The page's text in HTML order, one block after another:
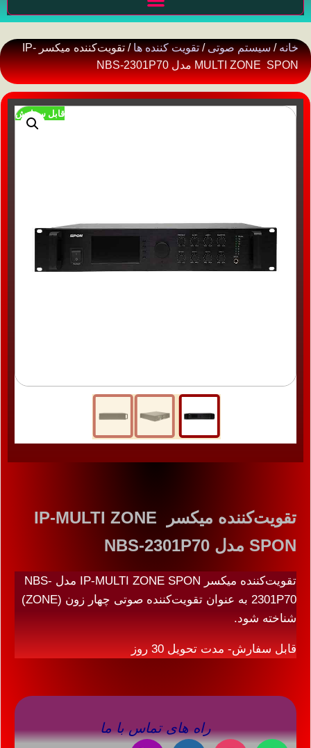
خانه/سیستم صوتی/تقویت کننده ها
/ تقویت‌کننده میکسر IP-
MULTI ZONE SPON مدل NBS-2301P70
قابل سفارش
تقویت‌کننده میکسر IP-MULTI ZONE
SPON مدل NBS-2301P70
تقویت‌کننده میکسر IP-MULTI ZONE SPON مدل NBS-
2301P70 به عنوان تقویت‌کننده صوتی چهار زون (ZONE)
شناخته شود.
قابل سفارش- مدت تحویل 30 روز
راه های تماس با ما